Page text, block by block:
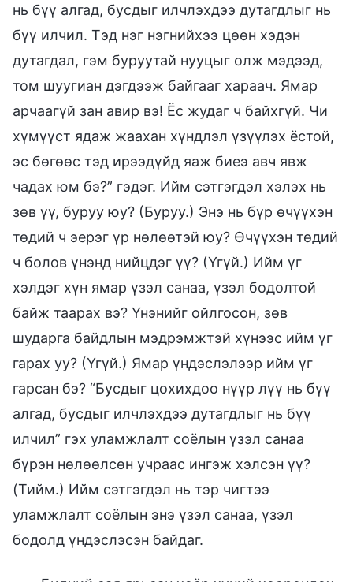
нь бүү алгад, бусдыг илчлэхдээ дутагдлыг нь
бүү илчил. Тэд нэг нэгнийхээ цөөн хэдэн
дутагдал, гэм буруутай нууцыг олж мэдээд,
том шуугиан дэгдээж байгааг хараач. Ямар
арчаагүй зан авир вэ! Ёс жудаг ч байхгүй. Чи
хүмүүст ядаж жаахан хүндлэл үзүүлэх ёстой,
эс бөгөөс тэд ирээдүйд яаж биеэ авч явж
чадах юм бэ?” гэдэг. Ийм сэтгэгдэл хэлэх нь
зөв үү, буруу юу? (Буруу.) Энэ нь бүр өчүүхэн
төдий ч эерэг үр нөлөөтэй юу? Өчүүхэн төдий
ч болов үнэнд нийцдэг үү? (Үгүй.) Ийм үг
хэлдэг хүн ямар үзэл санаа, үзэл бодолтой
байж таарах вэ? Үнэнийг ойлгосон, зөв
шударга байдлын мэдрэмжтэй хүнээс ийм үг
гарах уу? (Үгүй.) Ямар үндэслэлээр ийм үг
гарсан бэ? “Бусдыг цохихдоо нүүр лүү нь бүү
алгад, бусдыг илчлэхдээ дутагдлыг нь бүү
илчил” гэх уламжлалт соёлын үзэл санаа
бүрэн нөлөөлсөн учраас ингэж хэлсэн үү?
(Тийм.) Ийм сэтгэгдэл нь тэр чигтээ
уламжлалт соёлын энэ үзэл санаа, үзэл
бодолд үндэслэсэн байдаг.